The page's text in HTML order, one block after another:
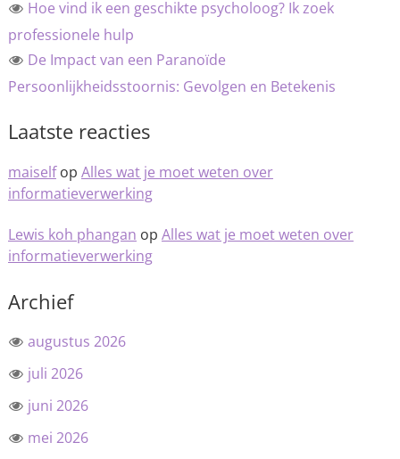
Hoe vind ik een geschikte psycholoog? Ik zoek
professionele hulp
De Impact van een Paranoïde
Persoonlijkheidsstoornis: Gevolgen en Betekenis
Laatste reacties
maiselfop Alles wat je moet weten over
informatieverwerking
Lewis koh phangan op Alles wat je moet weten over
informatieverwerking
Archief
augustus 2026
juli 2026
juni 2026
mei 2026